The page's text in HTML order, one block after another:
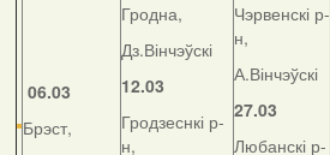
06.03
Брэст,
Гродна,
Дз.Вінчэўскі
12.03
Гродзеснкі р-
н,
Чэрвенскі р-
н,
А.Вінчэўскі
27.03
Любанскі р-